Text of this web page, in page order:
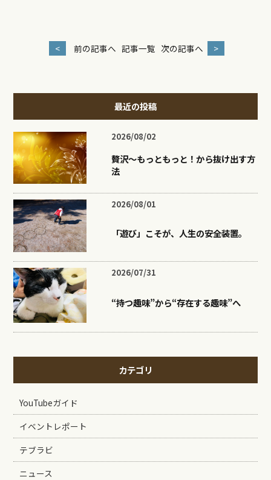
< 前の記事へ 記事一覧 次の記事へ >
最近の投稿
2026/08/02
贅沢〜もっともっと！から抜け出す方
法
2026/08/01
「遊び」こそが、人生の安全装置。
2026/07/31
“持つ趣味”から“存在する趣味”へ
カテゴリ
YouTubeガイド
イベントレポート
テブラビ
ニュース